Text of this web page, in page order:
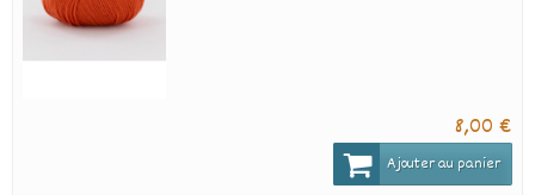
8,00 €
Ajouter au panier